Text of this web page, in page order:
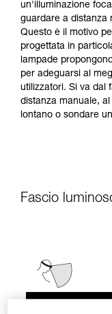
un'illuminazione
guardare a distanza
Questo è il motivo
progettata in
lampade
per adeguarsi al
utilizzatori. Si va dal
distanza manuale,
lontano o sondare
Fascio